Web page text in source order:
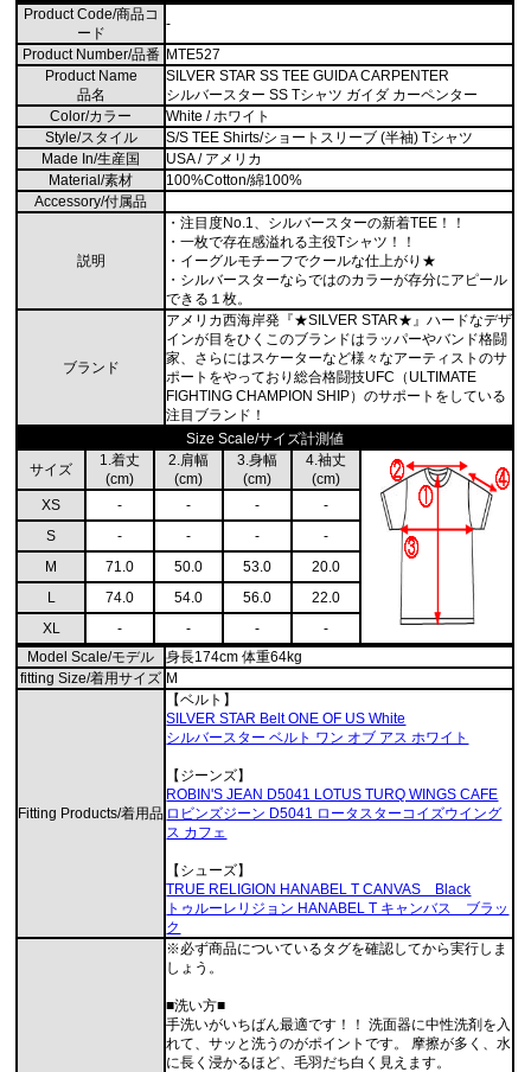
Product Code/商品コ
ード
-
Product Number/品番 MTE527
Product Name
品名
SILVER STAR SS TEE GUIDA CARPENTER
シルバースター SS Tシャツ ガイダ カーペンター
Color/カラー
White / ホワイト
Style/スタイル
S/S TEE Shirts/ショートスリーブ (半袖) Tシャツ
Made In/生産国
USA / アメリカ
Material/素材
100%Cotton/綿100%
Accessory/付属品
説明
・注目度No.1、シルバースターの新着TEE！！
・一枚で存在感溢れる主役Tシャツ！！
・イーグルモチーフでクールな仕上がり★
・シルバースターならではのカラーが存分にアピール
できる１枚。
ブランド
アメリカ西海岸発『★SILVER STAR★』ハードなデザ
インが目をひくこのブランドはラッパーやバンド格闘
家、さらにはスケーターなど様々なアーティストのサ
ポートをやっており総合格闘技UFC（ULTIMATE
FIGHTING CHAMPION SHIP）のサポートをしている
注目ブランド！
Size Scale/サイズ計測値
サイズ
1.着丈
(cm)
2.肩幅
(cm)
3.身幅
(cm)
4.袖丈
(cm)
XS
- - -
-
S
- - -
-
M
71.0 50.0 53.0
20.0
L
74.0 54.0 56.0
22.0
XL
- - -
-
Model Scale/モデル
身長174cm 体重64kg
fitting Size/着用サイズ M
Fitting Products/着用品
【ベルト】
SILVER STAR Belt ONE OF US White
シルバースター ベルト ワン オブ アス ホワイト
【ジーンズ】
ROBIN'S JEAN D5041 LOTUS TURQ WINGS CAFE
ロビンズジーン D5041 ロータスターコイズウイング
ス カフェ
【シューズ】
TRUE RELIGION HANABEL T CANVAS Black
トゥルーレリジョン HANABEL T キャンバス ブラッ
ク
※必ず商品についているタグを確認してから実行しま
しょう。
■洗い方■
手洗いがいちばん最適です！！ 洗面器に中性洗剤を入
れて、サッと洗うのがポイントです。 摩擦が多く、水
に長く浸かるほど、毛羽だち白く見えます。